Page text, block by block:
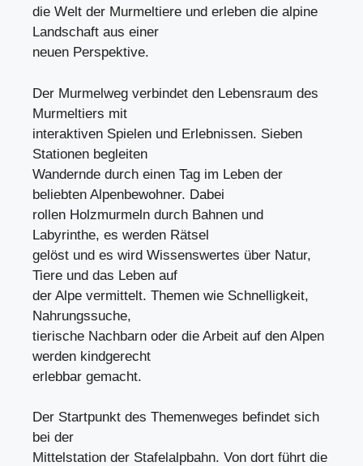
die Welt der Murmeltiere und erleben die alpine
Landschaft aus einer
neuen Perspektive.
Der Murmelweg verbindet den Lebensraum des
Murmeltiers mit
interaktiven Spielen und Erlebnissen. Sieben
Stationen begleiten
Wandernde durch einen Tag im Leben der
beliebten Alpenbewohner. Dabei
rollen Holzmurmeln durch Bahnen und
Labyrinthe, es werden Rätsel
gelöst und es wird Wissenswertes über Natur,
Tiere und das Leben auf
der Alpe vermittelt. Themen wie Schnelligkeit,
Nahrungssuche,
tierische Nachbarn oder die Arbeit auf den Alpen
werden kindgerecht
erlebbar gemacht.
Der Startpunkt des Themenweges befindet sich
bei der
Mittelstation der Stafelalpbahn. Von dort führt die